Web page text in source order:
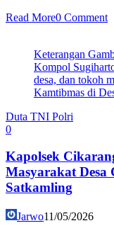
Read More0 Comment
Keterangan
Kompol
desa, dan tokoh
Kamtibmas di
Duta TNI Polri
0
Kapolsek
Masyarakat
Satkamling
Jarwo11/05/2026